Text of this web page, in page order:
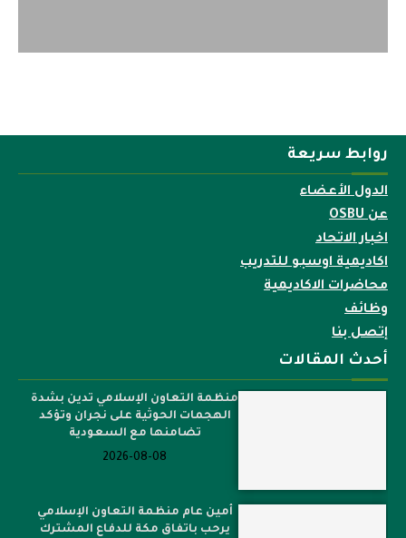
روابط سريعة
الدول الأعضاء
عن OSBU
اخبار الاتحاد
اكاديمية اوسبو للتدريب
محاضرات الاكاديمية
وظائف
إتصل بنا
أحدث المقالات
منظمة التعاون الإسلامي تدين بشدة
الهجمات الحوثية على نجران وتؤكد
تضامنها مع السعودية
2026-08-08
أمين عام منظمة التعاون الإسلامي
يرحب باتفاق مكة للدفاع المشترك